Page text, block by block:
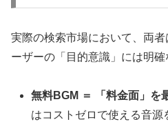
実際の検索市場において、両
ーザーの「目的意識」には明確
無料BGM ＝ 「料金面」を
はコストゼロで使える音